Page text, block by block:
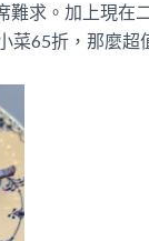
難求。加上現在
65折，那麼超